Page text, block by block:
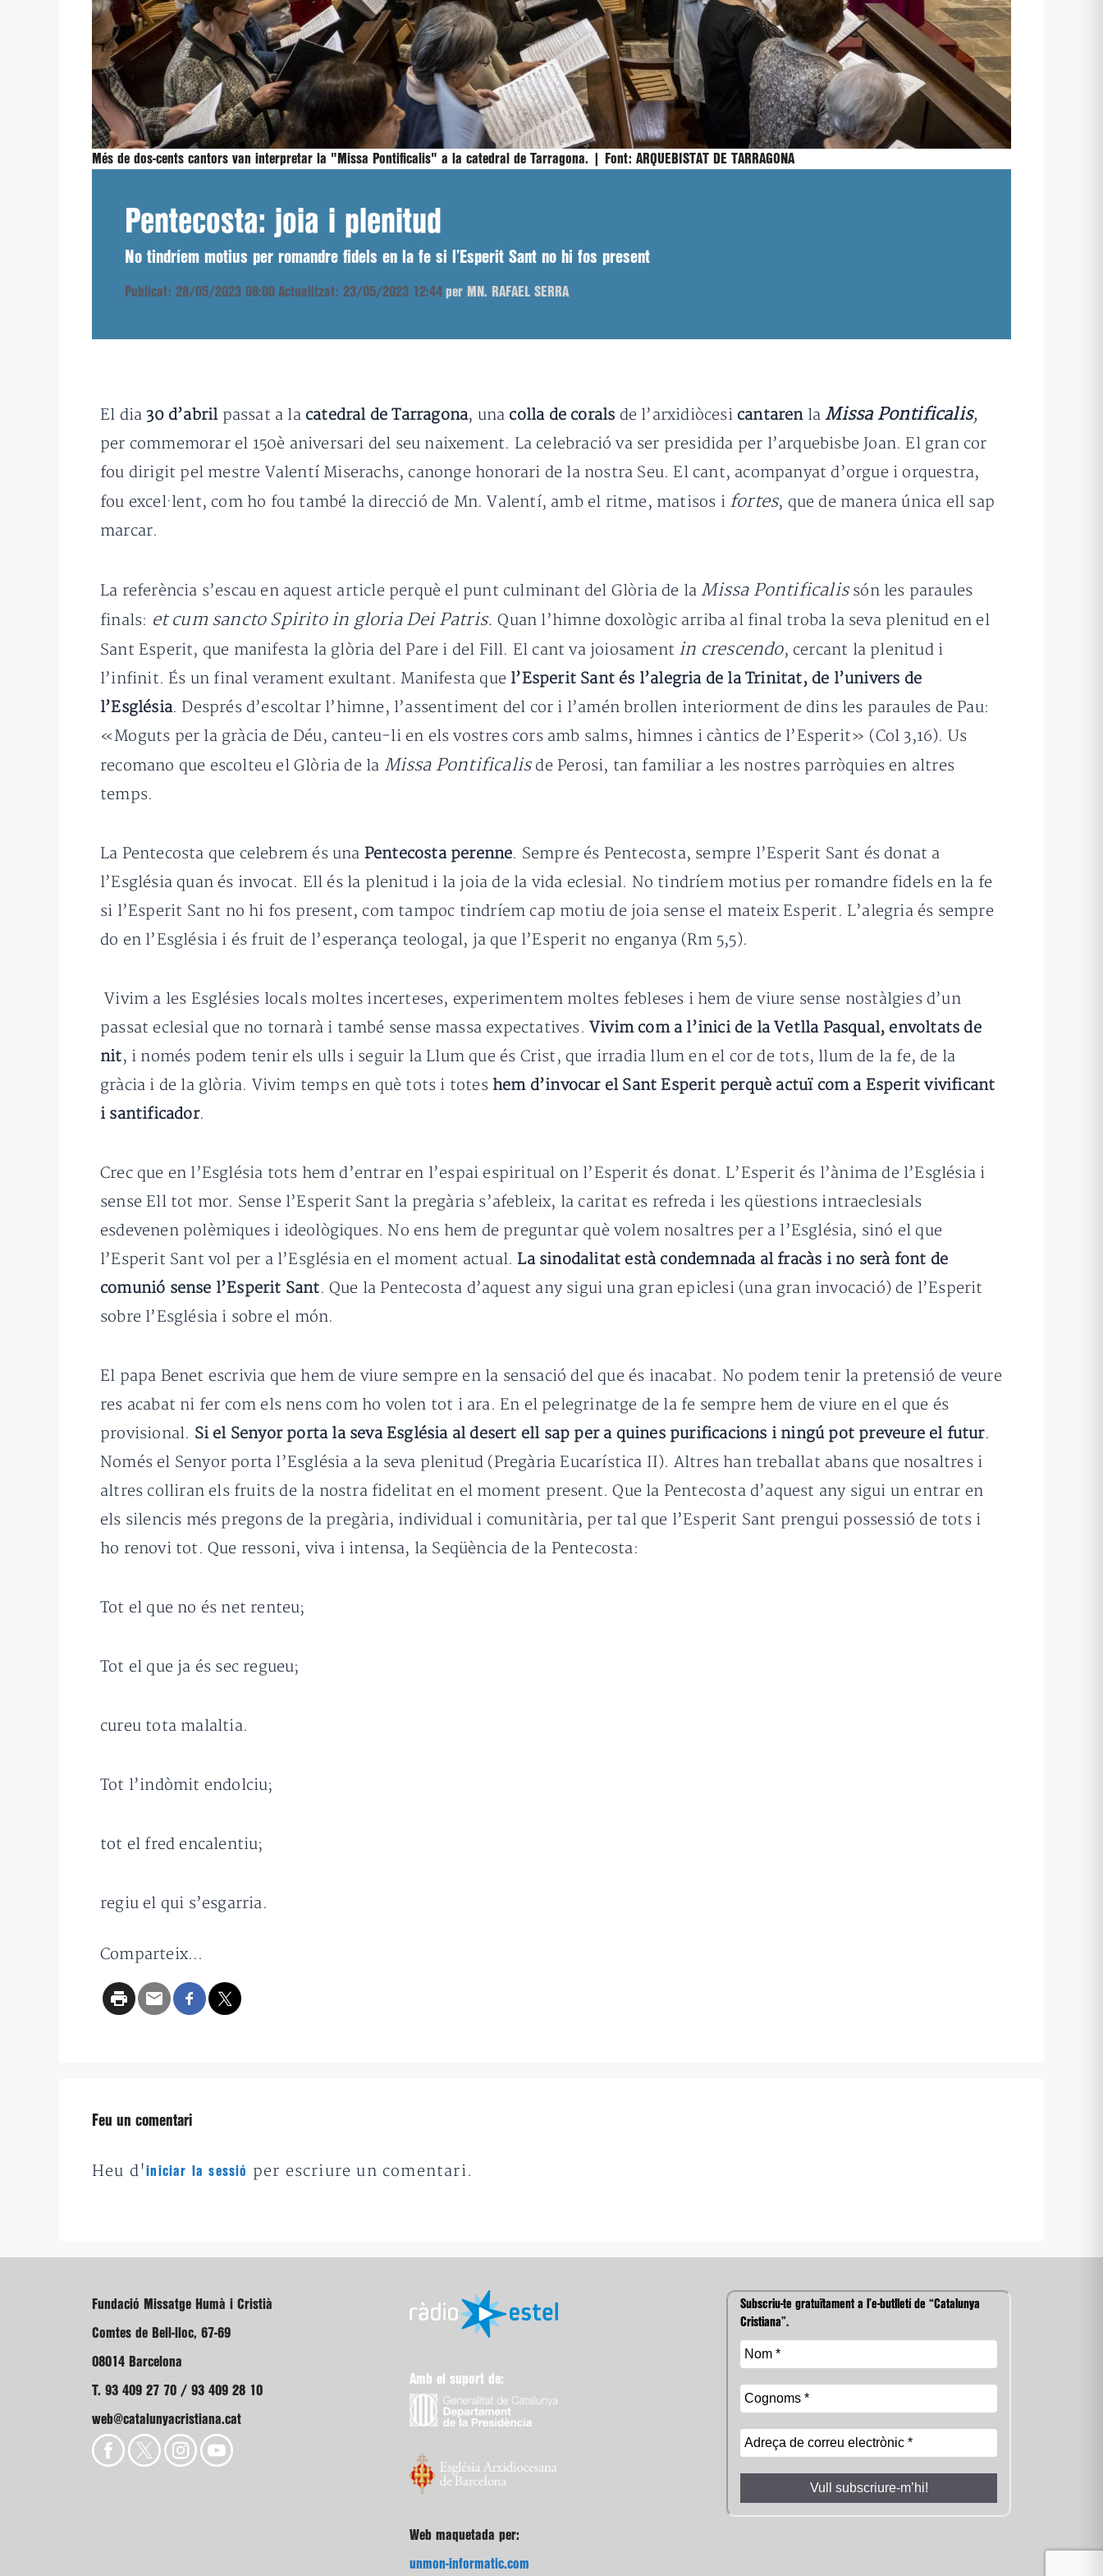
Més de dos-cents cantors van interpretar la "Missa Pontificalis" a la catedral de Tarragona. | Font: ARQUEBISTAT DE TARRAGONA
Pentecosta: joia i plenitud
No tindríem motius per romandre fidels en la fe si l’Esperit Sant no hi fos present
Publicat: 28/05/2023 08:00 Actualitzat: 23/05/2023 12:44 per MN. RAFAEL SERRA
El dia30 d’abril passat a la catedral de Tarragona, una colla de corals de l’arxidiòcesi cantaren laMissa Pontificalis,
per commemorar el 150è aniversari del seu naixement. La celebració va ser presidida per l’arquebisbe Joan. El gran cor
fou dirigit pel mestre Valentí Miserachs, canonge honorari de la nostra Seu. El cant, acompanyat d’orgue i orquestra,
fou excel·lent, com ho fou també la direcció de Mn. Valentí, amb el ritme, matisos i fortes, que de manera única ell sap
marcar.
La referència s’escau en aquest article perquè el punt culminant del Glòria de laMissa Pontificalis són les paraules
finals: et cum sancto Spirito in gloria Dei Patris. Quan l’himne doxològic arriba al final troba la seva plenitud en el
Sant Esperit, que manifesta la glòria del Pare i del Fill. El cant va joiosament in crescendo, cercant la plenitud i
l’infinit. És un final verament exultant. Manifesta que l’Esperit Sant és l’alegria de la Trinitat, de l’univers de
l’Església. Després d’escoltar l’himne, l’assentiment del cor i l’amén brollen interiorment de dins les paraules de Pau:
«Moguts per la gràcia de Déu, canteu-li en els vostres cors amb salms, himnes i càntics de l’Esperit» (Col 3,16). Us
recomano que escolteu el Glòria de la Missa Pontificalisde Perosi, tan familiar a les nostres parròquies en altres
temps.
La Pentecosta que celebrem és una Pentecosta perenne. Sempre és Pentecosta, sempre l’Esperit Sant és donat a
l’Església quan és invocat. Ell és la plenitud i la joia de la vida eclesial. No tindríem motius per romandre fidels en la fe
si l’Esperit Sant no hi fos present, com tampoc tindríem cap motiu de joia sense el mateix Esperit. L’alegria és sempre
do en l’Església i és fruit de l’esperança teologal, ja que l’Esperit no enganya (Rm 5,5).
Vivim a les Esglésies locals moltes incerteses, experimentem moltes febleses i hem de viure sense nostàlgies d’un
passat eclesial que no tornarà i també sense massa expectatives.Vivim com a l’inici de la Vetlla Pasqual, envoltats de
nit, i només podem tenir els ulls i seguir la Llum que és Crist, que irradia llum en el cor de tots, llum de la fe, de la
gràcia i de la glòria. Vivim temps en què tots i totes hem d’invocar el Sant Esperit perquè actuï com a Esperit vivificant
i santificador.
Crec que en l’Església tots hem d’entrar en l’espai espiritual on l’Esperit és donat. L’Esperit és l’ànima de l’Església i
sense Ell tot mor. Sense l’Esperit Sant la pregària s’afebleix, la caritat es refreda i les qüestions intraeclesials
esdevenen polèmiques i ideològiques. No ens hem de preguntar què volem nosaltres per a l’Església, sinó el que
l’Esperit Sant vol per a l’Església en el moment actual. La sinodalitat està condemnada al fracàs i no serà font de
comunió sense l’Esperit Sant. Que la Pentecosta d’aquest any sigui una gran epiclesi (una gran invocació) de l’Esperit
sobre l’Església i sobre el món.
El papa Benet escrivia que hem de viure sempre en la sensació del que és inacabat. No podem tenir la pretensió de veure
res acabat ni fer com els nens com ho volen tot i ara. En el pelegrinatge de la fe sempre hem de viure en el que és
provisional. Si el Senyor porta la seva Església al desert ell sap per a quines purificacions i ningú pot preveure el futur.
Només el Senyor porta l’Església a la seva plenitud (Pregària Eucarística II). Altres han treballat abans que nosaltres i
altres colliran els fruits de la nostra fidelitat en el moment present. Que la Pentecosta d’aquest any sigui un entrar en
els silencis més pregons de la pregària, individual i comunitària, per tal que l’Esperit Sant prengui possessió de tots i
ho renovi tot. Que ressoni, viva i intensa, la Seqüència de la Pentecosta:
Tot el que no és net renteu;
Tot el que ja és sec regueu;
cureu tota malaltia.
Tot l’indòmit endolciu;
tot el fred encalentiu;
regiu el qui s’esgarria.
Comparteix...
Feu un comentari
Heu d'iniciar la sessió per escriure un comentari.
Fundació Missatge Humà i Cristià
Comtes de Bell-lloc, 67-69
08014 Barcelona
T. 93 409 27 70 / 93 409 28 10
web@catalunyacristiana.cat
Amb el suport de:
Web maquetada per:
unmon-informatic.com
Subscriu-te gratuïtament a l’e-butlletí de “Catalunya
Cristiana”.